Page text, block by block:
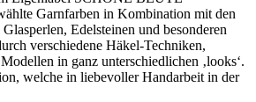
Garnfarben in Kombination mit den
Edelsteinen und besonderen
verschiedene Häkel-Techniken,
in ganz unterschiedlichen ‚looks‘.
welche in liebevoller Handarbeit in der